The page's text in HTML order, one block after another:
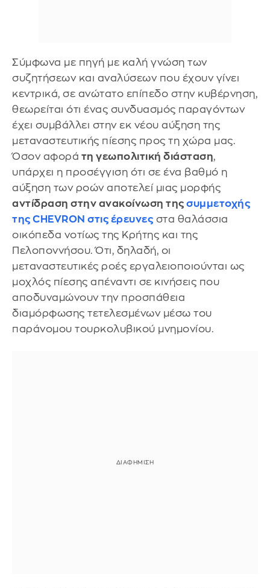
Σύμφωνα με πηγή με καλή γνώση των
συζητήσεων και αναλύσεων που έχουν γίνει
κεντρικά, σε ανώτατο επίπεδο στην κυβέρνηση,
θεωρείται ότι ένας συνδυασμός παραγόντων
έχει συμβάλλει στην εκ νέου αύξηση της
μεταναστευτικής πίεσης προς τη χώρα μας.
Όσον αφορά τη γεωπολιτική διάσταση,
υπάρχει η προσέγγιση ότι σε ένα βαθμό η
αύξηση των ροών αποτελεί μιας μορφής
αντίδραση στην ανακοίνωση της συμμετοχής
της CHEVRON στις έρευνες στα θαλάσσια
οικόπεδα νοτίως της Κρήτης και της
Πελοποννήσου. Ότι, δηλαδή, οι
μεταναστευτικές ροές εργαλειοποιούνται ως
μοχλός πίεσης απέναντι σε κινήσεις που
αποδυναμώνουν την προσπάθεια
διαμόρφωσης τετελεσμένων μέσω του
παράνομου τουρκολυβικού μνημονίου.